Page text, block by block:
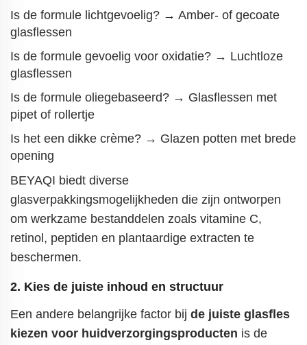
Is de formule lichtgevoelig? → Amber- of gecoate
glasflessen
Is de formule gevoelig voor oxidatie? → Luchtloze
glasflessen
Is de formule oliegebaseerd? → Glasflessen met
pipet of rollertje
Is het een dikke crème? → Glazen potten met brede
opening
BEYAQI biedt diverse
glasverpakkingsmogelijkheden die zijn ontworpen
om werkzame bestanddelen zoals vitamine C,
retinol, peptiden en plantaardige extracten te
beschermen.
2. Kies de juiste inhoud en structuur
Een andere belangrijke factor bij de juiste glasfles
kiezen voor huidverzorgingsproducten is de